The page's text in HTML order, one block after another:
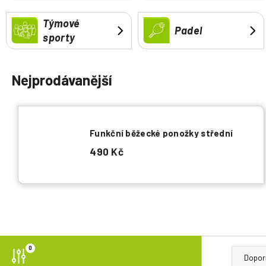
Týmové
sporty
Padel
Nejprodávanější
Funkční běžecké ponožky střední
490 Kč
o
0
Ř
a
j
í
?